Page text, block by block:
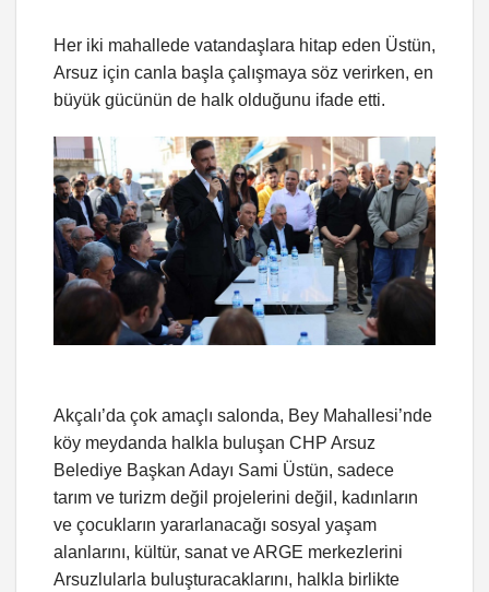
Her iki mahallede vatandaşlara hitap eden Üstün,
Arsuz için canla başla çalışmaya söz verirken, en
büyük gücünün de halk olduğunu ifade etti.
Akçalı’da çok amaçlı salonda, Bey Mahallesi’nde
köy meydanda halkla buluşan CHP Arsuz
Belediye Başkan Adayı Sami Üstün, sadece
tarım ve turizm değil projelerini değil, kadınların
ve çocukların yararlanacağı sosyal yaşam
alanlarını, kültür, sanat ve ARGE merkezlerini
Arsuzlularla buluşturacaklarını, halkla birlikte